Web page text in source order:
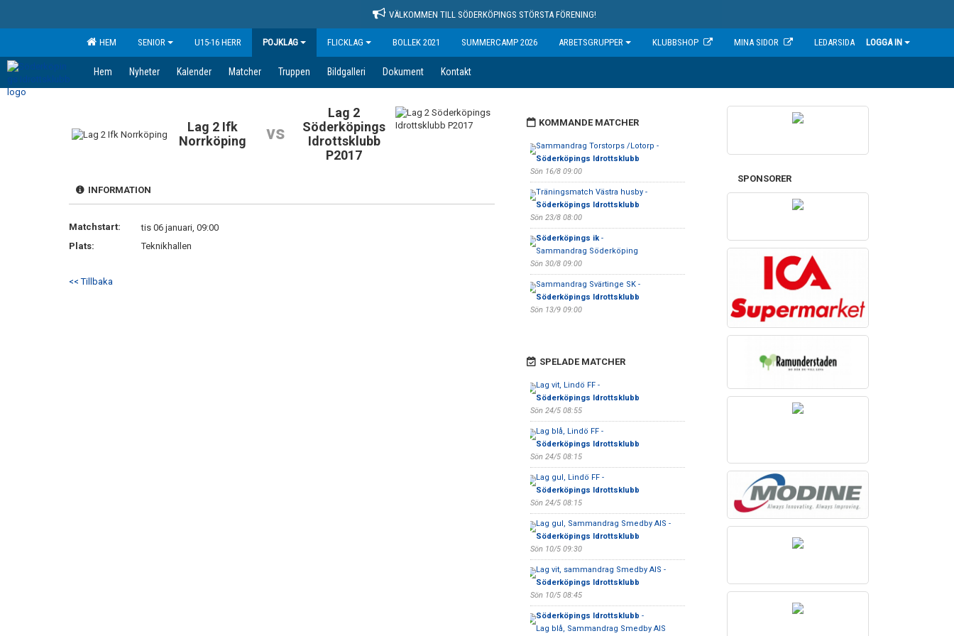
VÄLKOMMEN TILL SÖDERKÖPINGS STÖRSTA FÖRENING!
HEM SENIOR U15-16 HERR POJKLAG FLICKLAG BOLLEK 2021 SUMMERCAMP 2026 ARBETSGRUPPER KLUBBSHOP MINA SIDOR LEDARSIDA LOGGA IN
Hem Nyheter Kalender Matcher Truppen Bildgalleri Dokument Kontakt
Lag 2 Ifk
Norrköping
vs
Lag 2
Söderköpings
Idrottsklubb
P2017
INFORMATION
Matchstart:
tis 06 januari, 09:00
Plats:
Teknikhallen
<< Tillbaka
KOMMANDE MATCHER
Sammandrag Torstorps /Lotorp -
Söderköpings Idrottsklubb
Sön 16/8 09:00
Träningsmatch Västra husby -
Söderköpings Idrottsklubb
Sön 23/8 08:00
Söderköpings ik-
Sammandrag Söderköping
Sön 30/8 09:00
Sammandrag Svärtinge SK -
Söderköpings Idrottsklubb
Sön 13/9 09:00
SPELADE MATCHER
Lag vit, Lindö FF -
Söderköpings Idrottsklubb
Sön 24/5 08:55
Lag blå, Lindö FF -
Söderköpings Idrottsklubb
Sön 24/5 08:15
Lag gul, Lindö FF -
Söderköpings Idrottsklubb
Sön 24/5 08:15
Lag gul, Sammandrag Smedby AIS -
Söderköpings Idrottsklubb
Sön 10/5 09:30
Lag vit, sammandrag Smedby AIS -
Söderköpings Idrottsklubb
Sön 10/5 08:45
Söderköpings Idrottsklubb -
Lag blå, Sammandrag Smedby AIS
SPONSORER